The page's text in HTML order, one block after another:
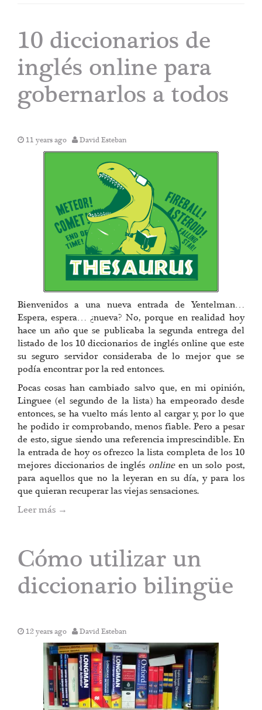
10 diccionarios de
inglés online para
gobernarlos a todos
11 years ago David Esteban
Bienvenidos a una nueva entrada de Yentelman…
Espera, espera… ¿nueva? No, porque en realidad hoy
hace un año que se publicaba la segunda entrega del
listado de los 10 diccionarios de inglés online que este
su seguro servidor consideraba de lo mejor que se
podía encontrar por la red entonces.
Pocas cosas han cambiado salvo que, en mi opinión,
Linguee (el segundo de la lista) ha empeorado desde
entonces, se ha vuelto más lento al cargar y, por lo que
he podido ir comprobando, menos fiable. Pero a pesar
de esto, sigue siendo una referencia imprescindible. En
la entrada de hoy os ofrezco la lista completa de los 10
mejores diccionarios de inglés onlineen un solo post,
para aquellos que no la leyeran en su día, y para los
que quieran recuperar las viejas sensaciones.
Leer más →
Cómo utilizar un
diccionario bilingüe
12 years ago David Esteban